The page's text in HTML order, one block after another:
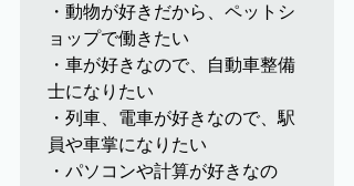
・動物が好きだから、ペットシ
ョップで働きたい
・車が好きなので、自動車整備
士になりたい
・列車、電車が好きなので、駅
員や車掌になりたい
・パソコンや計算が好きなの